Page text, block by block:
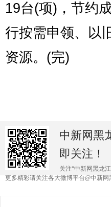
19台(项)，节约
行按需申领、以
资源。(完)
中新网黑
即关注！
关注“中新网黑龙
更多精彩请关注各大微博平台@中新网